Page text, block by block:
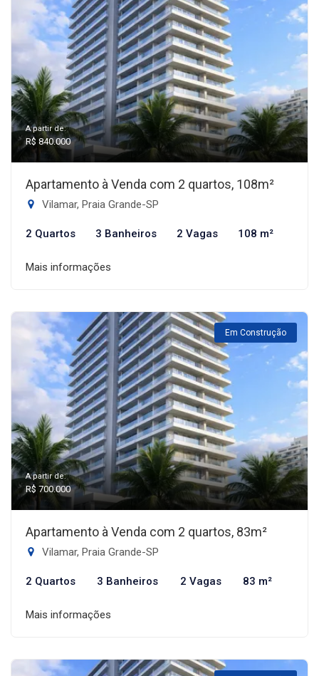
A partir de:
R$ 840.000
Apartamento à Venda com 2 quartos, 108m²
Vilamar, Praia Grande-SP
2 Quartos 3 Banheiros 2 Vagas 108 m²
Mais informações
Em Construção
A partir de:
R$ 700.000
Apartamento à Venda com 2 quartos, 83m²
Vilamar, Praia Grande-SP
2 Quartos 3 Banheiros 2 Vagas 83 m²
Mais informações